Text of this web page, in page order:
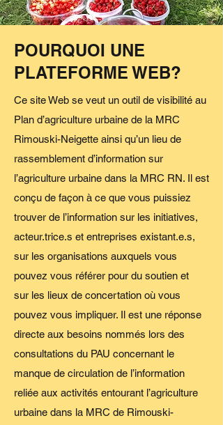
POURQUOI UNE
PLATEFORME WEB?
Ce site Web se veut un outil de visibilité au
Plan d’agriculture urbaine de la MRC
Rimouski-Neigette ainsi qu’un lieu de
rassemblement d’information sur
l’agriculture urbaine dans la MRC RN. Il est
conçu de façon à ce que vous puissiez
trouver de l’information sur les initiatives,
acteur.trice.s et entreprises existant.e.s,
sur les organisations auxquels vous
pouvez vous référer pour du soutien et
sur les lieux de concertation où vous
pouvez vous impliquer. Il est une réponse
directe aux besoins nommés lors des
consultations du PAU concernant le
manque de circulation de l’information
reliée aux activités entourant l’agriculture
urbaine dans la MRC de Rimouski-